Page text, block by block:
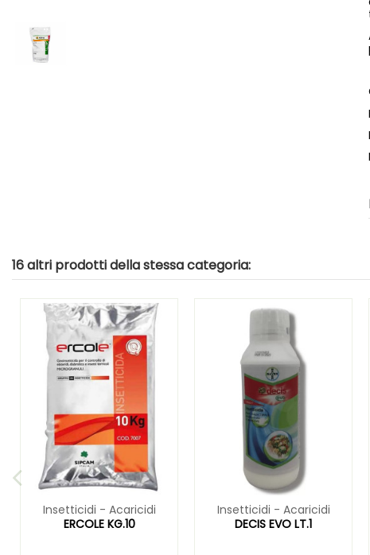
16 altri prodotti della stessa categoria:
Insetticidi - Acaricidi
ERCOLE KG.10
Insetticidi - Acaricidi
DECIS EVO LT.1